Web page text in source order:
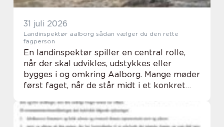
31 juli 2026
Landinspektør aalborg sådan vælger du den rette
fagperson
En landinspektør spiller en central rolle,
når der skal udvikles, udstykkes eller
bygges i og omkring Aalborg. Mange møder
først faget, når de står midt i et konkret
større byggemodning eller en tvist om sk...